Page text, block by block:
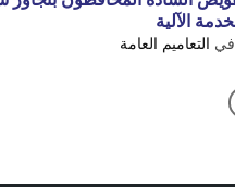
الآلية
في التعاميم العامة